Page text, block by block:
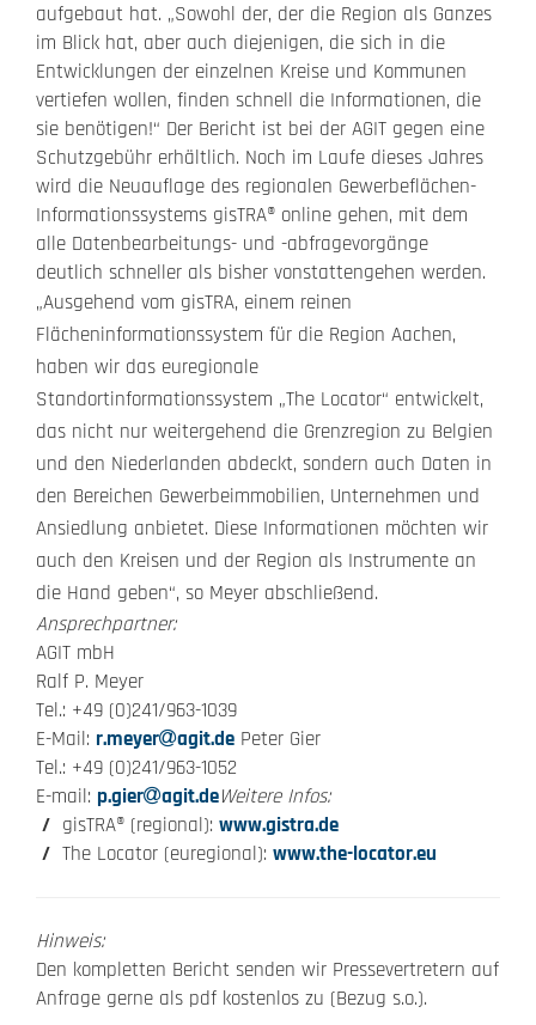
aufgebaut hat. „Sowohl der, der die Region als Ganzes
im Blick hat, aber auch diejenigen, die sich in die
Entwicklungen der einzelnen Kreise und Kommunen
vertiefen wollen, finden schnell die Informationen, die
sie benötigen!“ Der Bericht ist bei der AGIT gegen eine
Schutzgebühr erhältlich. Noch im Laufe dieses Jahres
wird die Neuauflage des regionalen Gewerbeflächen-
Informationssystems gisTRA® online gehen, mit dem
alle Datenbearbeitungs- und -abfragevorgänge
deutlich schneller als bisher vonstattengehen werden.
„Ausgehend vom gisTRA, einem reinen
Flächeninformationssystem für die Region Aachen,
haben wir das euregionale
Standortinformationssystem „The Locator“ entwickelt,
das nicht nur weitergehend die Grenzregion zu Belgien
und den Niederlanden abdeckt, sondern auch Daten in
den Bereichen Gewerbeimmobilien, Unternehmen und
Ansiedlung anbietet. Diese Informationen möchten wir
auch den Kreisen und der Region als Instrumente an
die Hand geben“, so Meyer abschließend.
Ansprechpartner:
AGIT mbH
Ralf P. Meyer
Tel.: +49 (0)241/963-1039
E-Mail: r.meyer agit.de Peter Gier
Tel.: +49 (0)241/963-1052
E-mail: p.gier agit.deWeitere Infos:
gisTRA® (regional): www.gistra.de
The Locator (euregional): www.the-locator.eu
Hinweis:
Den kompletten Bericht senden wir Pressevertretern auf
Anfrage gerne als pdf kostenlos zu (Bezug s.o.).